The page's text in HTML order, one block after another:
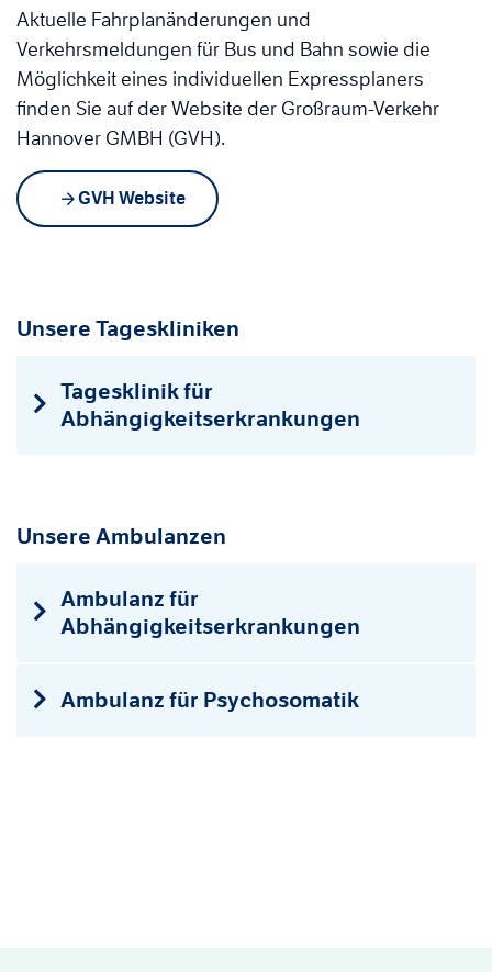
Aktuelle Fahrplanänderungen und
Verkehrsmeldungen für Bus und Bahn sowie die
Möglichkeit eines individuellen Expressplaners
finden Sie auf der Website der Großraum-Verkehr
Hannover GMBH (GVH).
GVH Website
Unsere Tageskliniken
Tagesklinik für
Abhängigkeitserkrankungen
Unsere Ambulanzen
Ambulanz für
Abhängigkeitserkrankungen
Ambulanz für Psychosomatik